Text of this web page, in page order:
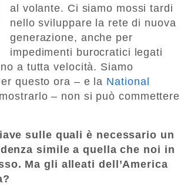
al volante. Ci siamo mossi tardi
nello sviluppare la rete di nuova
generazione, anche per
impedimenti burocratici legati
a tutta velocità. Siamo
questo ora – e la National
– non si può commettere
sulle quali è necessario un
simile a quella che noi in
Ma gli alleati dell’America